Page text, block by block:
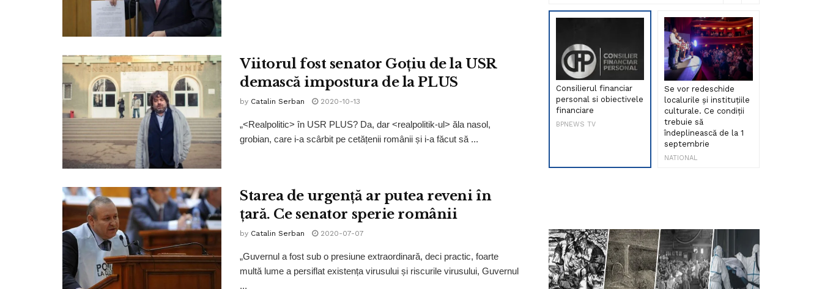
Viitorul fost senator Goțiu de la USR
demască impostura de la PLUS
by Catalin Serban 2020-10-13
„<Realpolitic> în USR PLUS? Da, dar <realpolitik-ul> ăla nasol,
grobian, care i-a scârbit pe cetățenii românii și i-a făcut să ...
Starea de urgență ar putea reveni în
țară. Ce senator sperie românii
by Catalin Serban 2020-07-07
„Guvernul a fost sub o presiune extraordinară, deci practic, foarte
multă lume a persiflat existența virusului și riscurile virusului, Guvernul
...
Consilierul financiar
personal si obiectivele
financiare
BPNEWS TV
Se vor redeschide
localurile și instituțiile
culturale. Ce condiții
trebuie să
îndeplinească de la 1
septembrie
NATIONAL